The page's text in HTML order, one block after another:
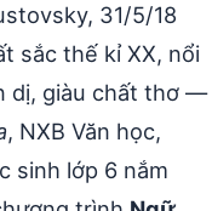
31/5/1892
sắc thế kỉ XX, nổi
dị, giàu chất thơ —
, NXB Văn học,
sinh lớp 6 nắm